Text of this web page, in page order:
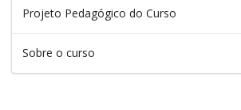
Projeto Pedagógico do Curso
Sobre o curso